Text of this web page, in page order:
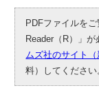
PDFファイルをご
Reader（R）」
ムズ社のサイト
料）してください